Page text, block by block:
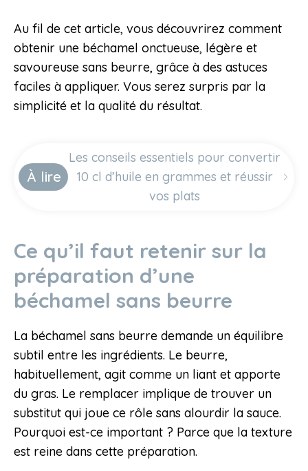
Au fil de cet article, vous découvrirez comment
obtenir une béchamel onctueuse, légère et
savoureuse sans beurre, grâce à des astuces
faciles à appliquer. Vous serez surpris par la
simplicité et la qualité du résultat.
À lire
Les conseils essentiels pour convertir
10 cl d’huile en grammes et réussir
vos plats
Ce qu’il faut retenir sur la
préparation d’une
béchamel sans beurre
La béchamel sans beurre demande un équilibre
subtil entre les ingrédients. Le beurre,
habituellement, agit comme un liant et apporte
du gras. Le remplacer implique de trouver un
substitut qui joue ce rôle sans alourdir la sauce.
Pourquoi est-ce important ? Parce que la texture
est reine dans cette préparation.